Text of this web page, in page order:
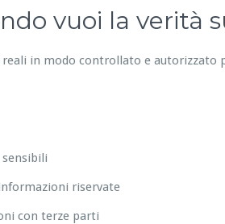
vuoi la verità
in modo controllato e autorizzato
riservate
con terze parti